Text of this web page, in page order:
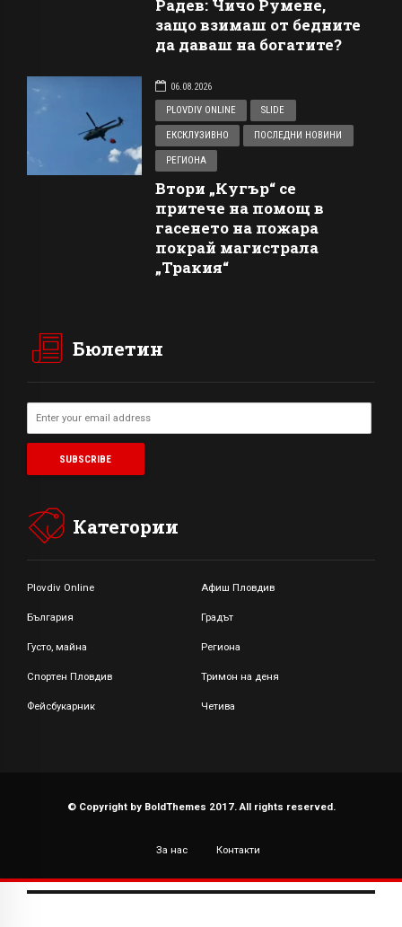
Радев: Чичо Румене,
защо взимаш от бедните
да даваш на богатите?
06.08.2026
PLOVDIV ONLINE
SLIDE
ЕКСКЛУЗИВНО ПОСЛЕДНИ НОВИНИ
РЕГИОНА
Втори „Кугър“ се
притече на помощ в
гасенето на пожара
покрай магистрала
„Тракия“
Бюлетин
Категории
Plovdiv Online Афиш Пловдив
България Градът
Густо, майна Региона
Спортен Пловдив Тримон на деня
Фейсбукарник Четива
© Copyright by BoldThemes 2017. All rights reserved.
За нас Контакти